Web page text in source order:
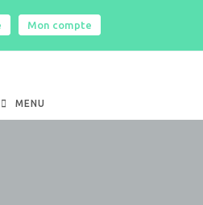
Mon compte
MENU